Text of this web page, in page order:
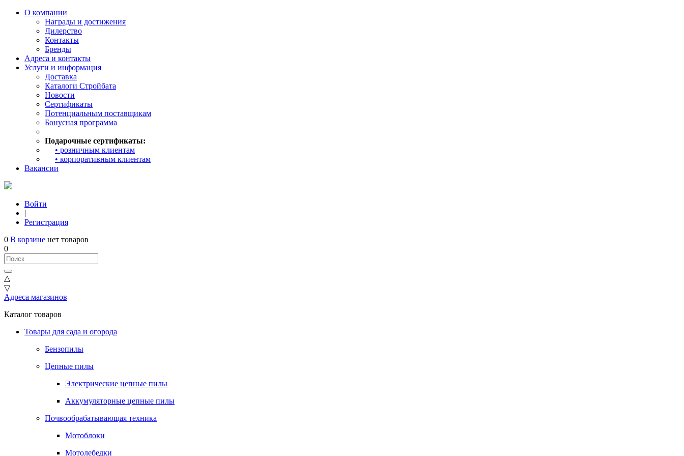
О компании
Награды и достижения
Дилерство
Контакты
Бренды
Адреса и контакты
Услуги и информация
Доставка
Каталоги Стройбата
Новости
Сертификаты
Потенциальным поставщикам
Бонусная программа
Подарочные сертификаты:
• розничным клиентам
• корпоративным клиентам
Вакансии
Войти
|
Регистрация
0 В корзине нет товаров
0
△
▽
Адреса магазинов
Каталог товаров
Товары для сада и огорода
Бензопилы
Цепные пилы
Электрические цепные пилы
Аккумуляторные цепные пилы
Почвообрабатывающая техника
Мотоблоки
Мотолебедки